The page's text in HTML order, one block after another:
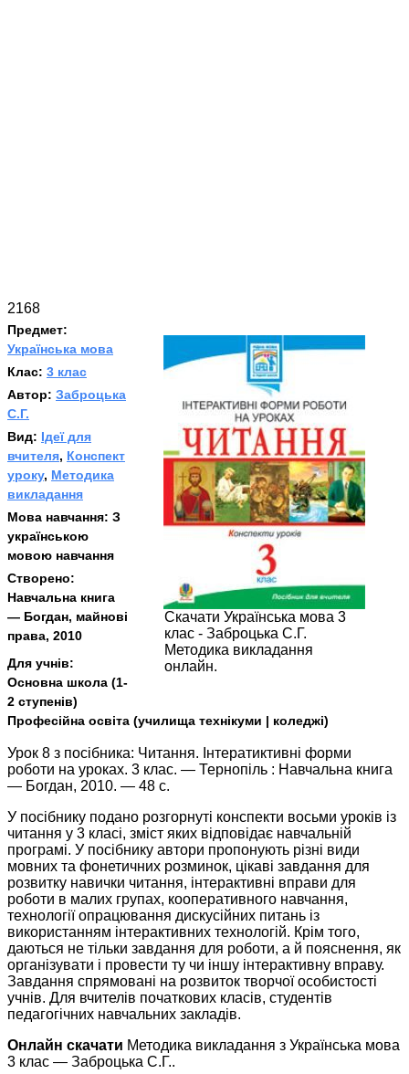
2168
Скачати Українська мова 3
клас - Заброцька С.Г.
Методика викладання
онлайн.
Предмет:
Українська мова
Клас: 3 клас
Автор: Заброцька
С.Г.
Вид: Ідеї для
вчителя, Конспект
уроку, Методика
викладання
Мова навчання: З
українською
мовою навчання
Створено:
Навчальна книга
— Богдан, майнові
права, 2010
Для учнів:
Основна школа (1-
2 ступенів)
Професійна освіта (училища технікуми | коледжі)
Урок 8 з посібника: Читання. Інтератиктивні форми
роботи на уроках. 3 клас. — Тернопіль : Навчальна книга
— Богдан, 2010. — 48 с.
У посібнику подано розгорнуті конспекти восьми уроків із
читання у 3 класі, зміст яких відповідає навчальній
програмі. У посібнику автори пропонують різні види
мовних та фонетичних розминок, цікаві завдання для
розвитку навички читання, інтерактивні вправи для
роботи в малих групах, кооперативного навчання,
технології опрацювання дискусійних питань із
використанням інтерактивних технологій. Крім того,
даються не тільки завдання для роботи, а й пояснення, як
організувати і провести ту чи іншу інтерактивну вправу.
Завдання спрямовані на розвиток творчої особистості
учнів. Для вчителів початкових класів, студентів
педагогічних навчальних закладів.
Онлайн скачати Методика викладання з Українська мова
3 клас — Заброцька С.Г..